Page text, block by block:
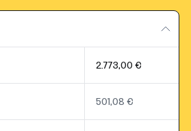
2.773,00 €
501,08 €